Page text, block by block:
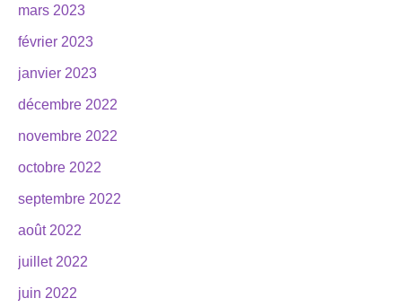
mars 2023
février 2023
janvier 2023
décembre 2022
novembre 2022
octobre 2022
septembre 2022
août 2022
juillet 2022
juin 2022